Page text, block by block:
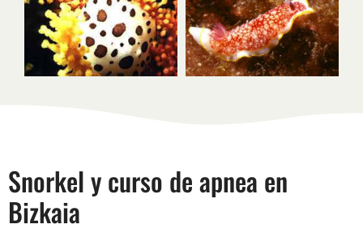
Snorkel y curso de apnea en
Bizkaia